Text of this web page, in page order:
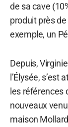
de sa cave
produit près
exemple, un
Depuis,
l’Élysée,
les références
nouveaux
maison